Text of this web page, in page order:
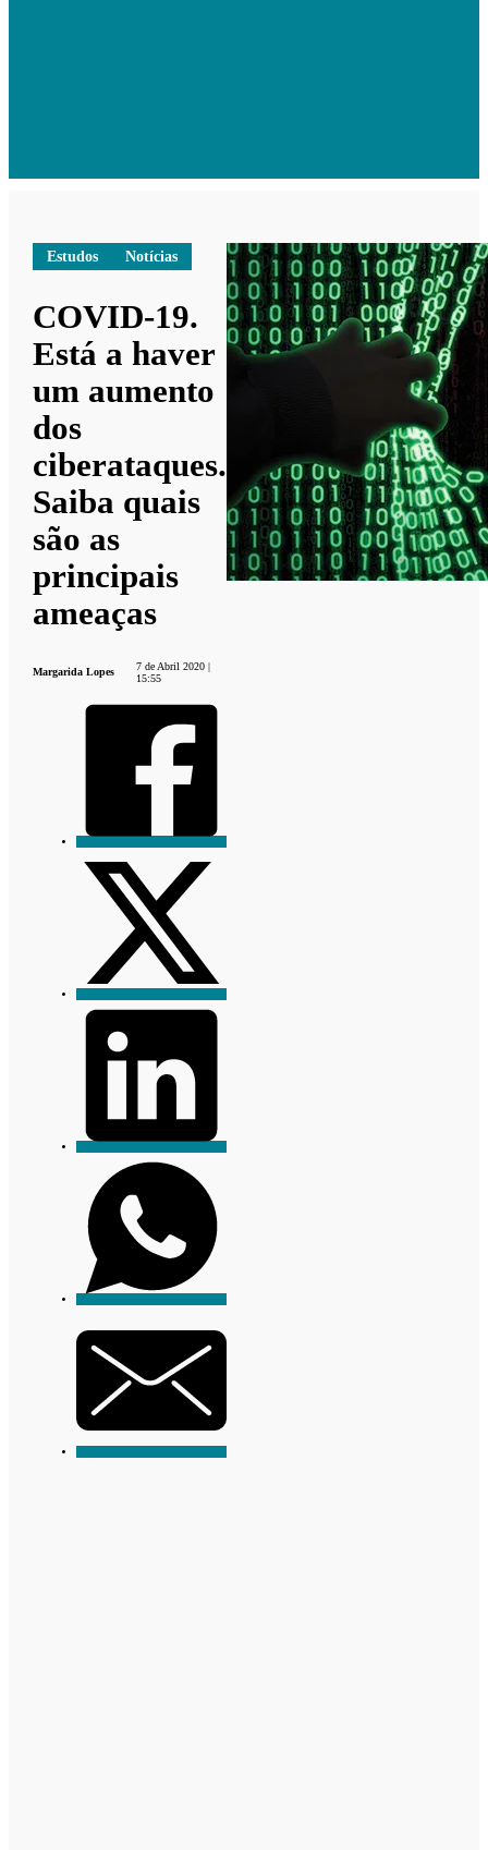
Estudos Notícias
COVID-19.
Está a haver
um aumento
dos
ciberataques.
Saiba quais
são as
principais
ameaças
Margarida Lopes
7 de Abril 2020 |
15:55